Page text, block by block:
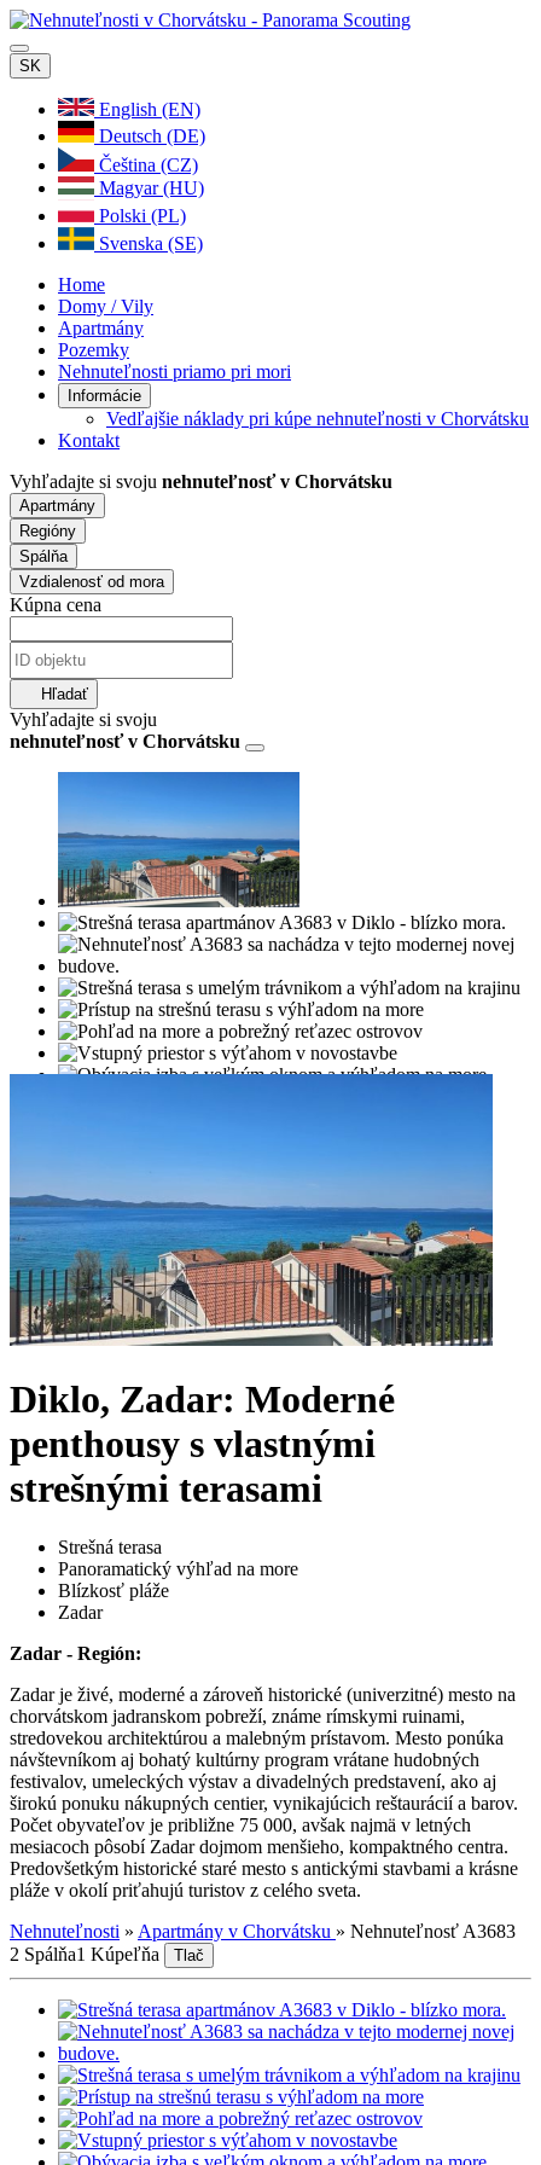
SK
English (EN)
Deutsch (DE)
Čeština (CZ)
Magyar (HU)
Polski (PL)
Svenska (SE)
Home
Domy / Vily
Apartmány
Pozemky
Nehnuteľnosti priamo pri mori
Informácie
Vedľajšie náklady pri kúpe nehnuteľnosti v Chorvátsku
Kontakt
Vyhľadajte si svoju nehnuteľnosť v Chorvátsku
Apartmány
Regióny
Spálňa
Vzdialenosť od mora
Kúpna cena
Hľadať
Vyhľadajte si svoju
nehnuteľnosť v Chorvátsku
Diklo, Zadar: Moderné
penthousy s vlastnými
strešnými terasami
Strešná terasa
Panoramatický výhľad na more
Blízkosť pláže
Zadar
Zadar - Región:
Zadar je živé, moderné a zároveň historické (univerzitné) mesto na
chorvátskom jadranskom pobreží, známe rímskymi ruinami,
stredovekou architektúrou a malebným prístavom. Mesto ponúka
návštevníkom aj bohatý kultúrny program vrátane hudobných
festivalov, umeleckých výstav a divadelných predstavení, ako aj
širokú ponuku nákupných centier, vynikajúcich reštaurácií a barov.
Počet obyvateľov je približne 75 000, avšak najmä v letných
mesiacoch pôsobí Zadar dojmom menšieho, kompaktného centra.
Predovšetkým historické staré mesto s antickými stavbami a krásne
pláže v okolí priťahujú turistov z celého sveta.
Nehnuteľnosti » Apartmány v Chorvátsku » Nehnuteľnosť A3683
2 Spálňa1 Kúpeľňa Tlač